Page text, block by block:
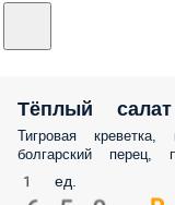
Тёплый
Тигровая
болгарский перец,
1 ед.